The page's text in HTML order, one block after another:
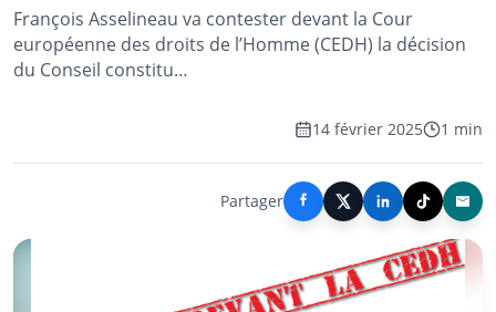
François Asselineau va contester devant la Cour
européenne des droits de l’Homme (CEDH) la décision
du Conseil constitu…
14 février 2025 1 min
Partager